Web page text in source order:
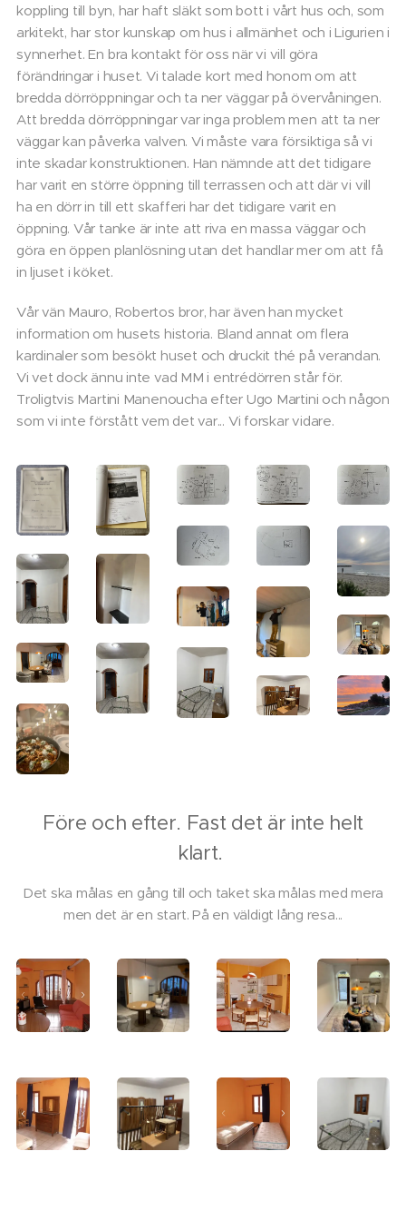
koppling till byn, har haft släkt som bott i vårt hus och, som
arkitekt, har stor kunskap om hus i allmänhet och i Ligurien i
synnerhet. En bra kontakt för oss när vi vill göra
förändringar i huset. Vi talade kort med honom om att
bredda dörröppningar och ta ner väggar på övervåningen.
Att bredda dörröppningar var inga problem men att ta ner
väggar kan påverka valven. Vi måste vara försiktiga så vi
inte skadar konstruktionen. Han nämnde att det tidigare
har varit en större öppning till terrassen och att där vi vill
ha en dörr in till ett skafferi har det tidigare varit en
öppning. Vår tanke är inte att riva en massa väggar och
göra en öppen planlösning utan det handlar mer om att få
in ljuset i köket.
Vår vän Mauro, Robertos bror, har även han mycket
information om husets historia. Bland annat om flera
kardinaler som besökt huset och druckit thé på verandan.
Vi vet dock ännu inte vad MM i entrédörren står för.
Troligtvis Martini Manenoucha efter Ugo Martini och någon
som vi inte förstått vem det var... Vi forskar vidare.
Före och efter. Fast det är inte helt
klart.
Det ska målas en gång till och taket ska målas med mera
men det är en start. På en väldigt lång resa...